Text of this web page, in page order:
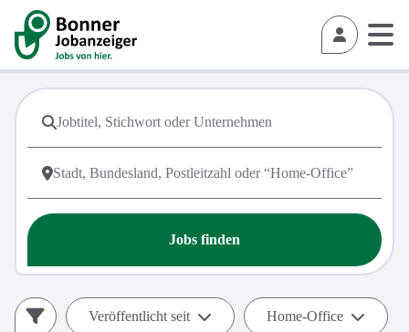
Jobs finden
Veröffentlicht seit Home-Office